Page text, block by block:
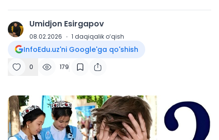
U Umidjon Esirgapov
08.02.2026 · 1 daqiqalik o‘qish
InfoEdu.uz'ni Google'ga qo'shish
0 179